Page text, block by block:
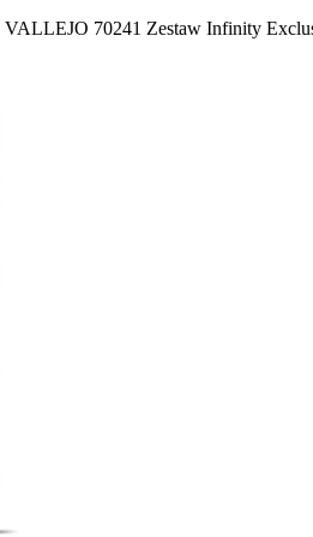
VALLEJO 70241 Zestaw Infinity